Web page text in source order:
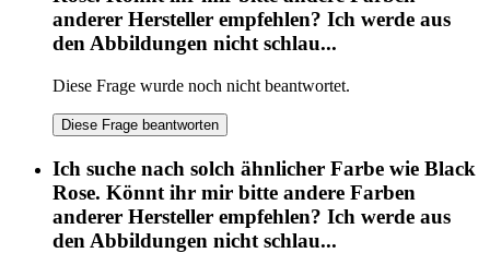
anderer Hersteller empfehlen? Ich werde aus
den Abbildungen nicht schlau...
Diese Frage wurde noch nicht beantwortet.
Diese Frage beantworten
Ich suche nach solch ähnlicher Farbe wie Black
Rose. Könnt ihr mir bitte andere Farben
anderer Hersteller empfehlen? Ich werde aus
den Abbildungen nicht schlau...